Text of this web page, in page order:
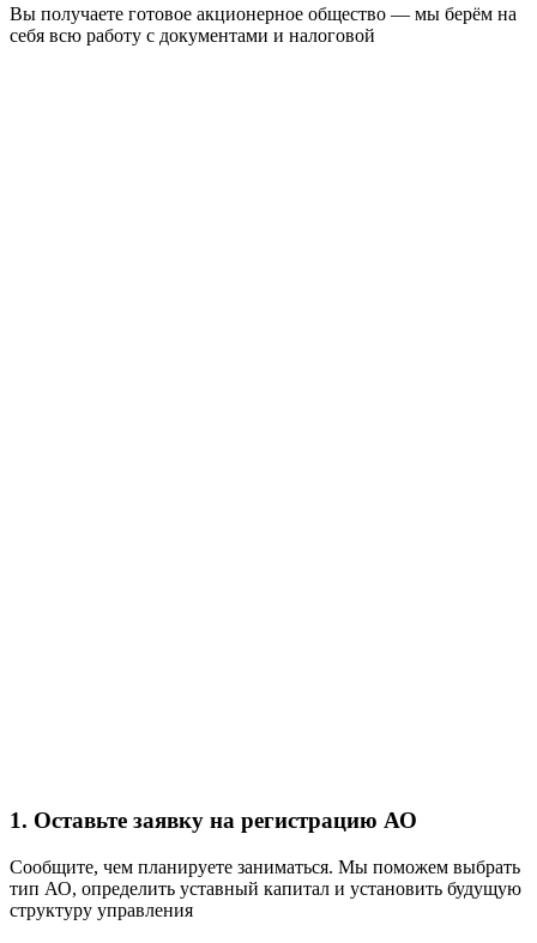
Вы получаете готовое акционерное общество — мы берём на
себя всю работу с документами и налоговой
1. Оставьте заявку на регистрацию АО
Сообщите, чем планируете заниматься. Мы поможем выбрать
тип АО, определить уставный капитал и установить будущую
структуру управления